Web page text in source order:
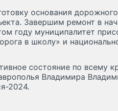
основания
Завершим ремонт в
году муниципалитет
в школу» и
состояние по всему
Владимира
2024.